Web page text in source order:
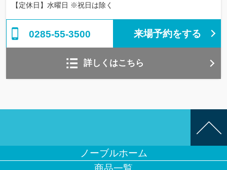
【定休日】水曜日 ※祝日は除く
0285-55-3500 来場予約をする
詳しくはこちら
ノーブルホーム